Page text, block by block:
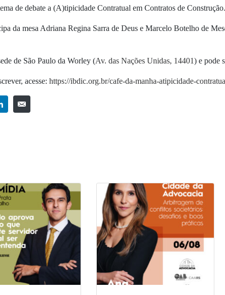
de debate a (A)tipicidade Contratual em Contratos de Construção.
da mesaAdriana Regina Sarra de Deus e Marcelo Botelho de
de São Paulo da Worley (Av. das Nações Unidas, 14401) e pode
acesse: https://ibdic.org.br/cafe-da-manha-atipicidade-